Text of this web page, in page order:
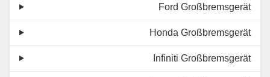
Ford Großbremsgerät
Honda Großbremsgerät
Infiniti Großbremsgerät